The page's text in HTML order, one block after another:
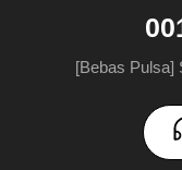
[Bebas Pulsa]